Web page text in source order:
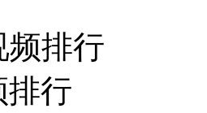
频排行
排行